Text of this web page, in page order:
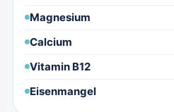
Magnesium
Calcium
Vitamin B12
Eisenmangel